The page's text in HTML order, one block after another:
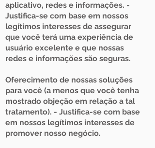
aplicativo, redes e informações. -
Justifica-se com base em nossos
legítimos interesses de assegurar
que você terá uma experiência de
usuário excelente e que nossas
redes e informações são seguras.
Oferecimento de nossas soluções
para você (a menos que você tenha
mostrado objeção em relação a tal
tratamento). - Justifica-se com base
em nossos legítimos interesses de
promover nosso negócio.